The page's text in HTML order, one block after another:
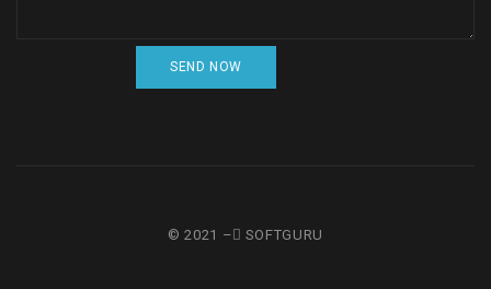
© 2021 – ٍSOFTGURU